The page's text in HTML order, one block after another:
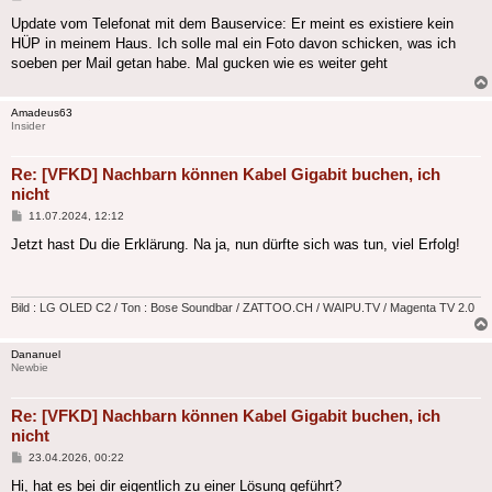
Update vom Telefonat mit dem Bauservice: Er meint es existiere kein
HÜP in meinem Haus. Ich solle mal ein Foto davon schicken, was ich
soeben per Mail getan habe. Mal gucken wie es weiter geht
Amadeus63
Insider
Re: [VFKD] Nachbarn können Kabel Gigabit buchen, ich
nicht
Beitrag
11.07.2024, 12:12
Jetzt hast Du die Erklärung. Na ja, nun dürfte sich was tun, viel Erfolg!
Bild : LG OLED C2 / Ton : Bose Soundbar / ZATTOO.CH / WAIPU.TV / Magenta TV 2.0
Dananuel
Newbie
Re: [VFKD] Nachbarn können Kabel Gigabit buchen, ich
nicht
Beitrag
23.04.2026, 00:22
Hi, hat es bei dir eigentlich zu einer Lösung geführt?